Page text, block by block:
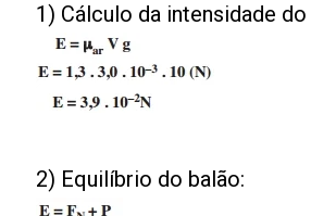
1) Cálculo da intensidade
2) Equilíbrio do balão: